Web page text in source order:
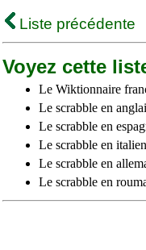
Liste précédente
Voyez cette
Le Wiktionnaire
Le scrabble en
Le scrabble en
Le scrabble en
Le scrabble en
Le scrabble en